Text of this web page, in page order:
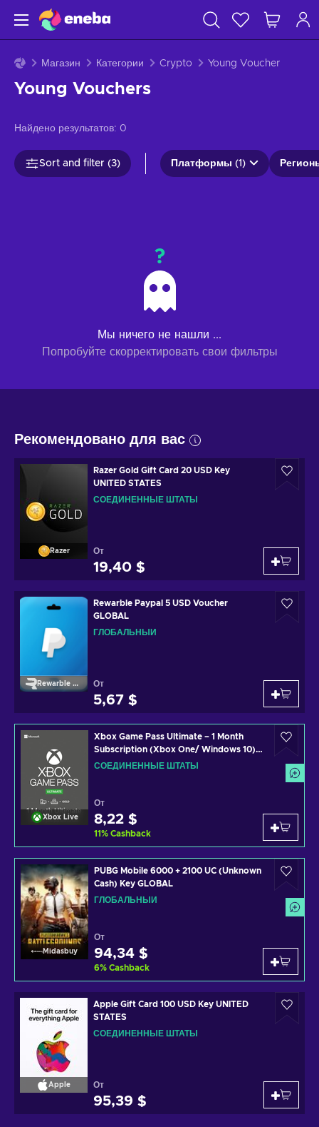
Магазин Категории Crypto Young Voucher
Young Vouchers
Найдено результатов: 0
Sort and filter (3) Платформы (1)
?
Мы ничего не нашли ...
Попробуйте скорректировать свои фильтры
Рекомендовано для вас
Razer
Razer Gold Gift Card 20 USD Key
UNITED STATES
СОЕДИНЕННЫЕ ШТАТЫ
От
19,40 $
Rewarble Paypal
Rewarble Paypal 5 USD Voucher
GLOBAL
ГЛОБАЛЬНЫЙ
От
5,67 $
Xbox Live
Xbox Game Pass Ultimate – 1 Month
Subscription (Xbox One/ Windows 10)
non-stackable Xbox Live Key UNITED
СОЕДИНЕННЫЕ ШТАТЫ
От
8,22 $
11% Cashback
Midasbuy
PUBG Mobile 6000 + 2100 UC (Unknown
Cash) Key GLOBAL
ГЛОБАЛЬНЫЙ
От
94,34 $
6% Cashback
Apple
Apple Gift Card 100 USD Key UNITED
STATES
СОЕДИНЕННЫЕ ШТАТЫ
От
95,39 $